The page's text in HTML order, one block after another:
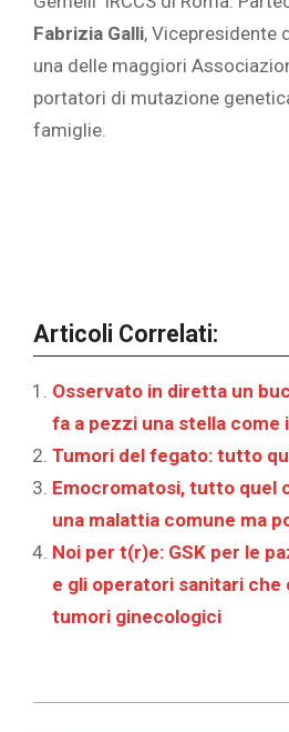
Fabrizia Galli, Vicepresidente
una delle maggiori
portatori di mutazione
famiglie.
Articoli Correlati:
Osservato in diretta un
fa a pezzi una stella come
Tumori del fegato: tutto
Emocromatosi, tutto quel
una malattia comune ma
Noi per t(r)e: GSK per le
e gli operatori sanitari che
tumori ginecologici